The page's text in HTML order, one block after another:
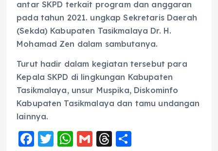
antar SKPD terkait program dan anggaran
pada tahun 2021. ungkap Sekretaris Daerah
(Sekda) Kabupaten Tasikmalaya Dr. H.
Mohamad Zen dalam sambutanya.
Turut hadir dalam kegiatan tersebut para
Kepala SKPD di lingkungan Kabupaten
Tasikmalaya, unsur Muspika, Diskominfo
Kabupaten Tasikmalaya dan tamu undangan
lainnya.
F
T
W G T